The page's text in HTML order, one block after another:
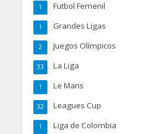
Futbol Femenil
1
Grandes Ligas
1
Juegos Olímpicos
2
La Liga
33
Le Mans
1
Leagues Cup
32
Liga de Colombia
1